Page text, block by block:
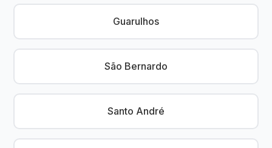
Guarulhos
São Bernardo
Santo André